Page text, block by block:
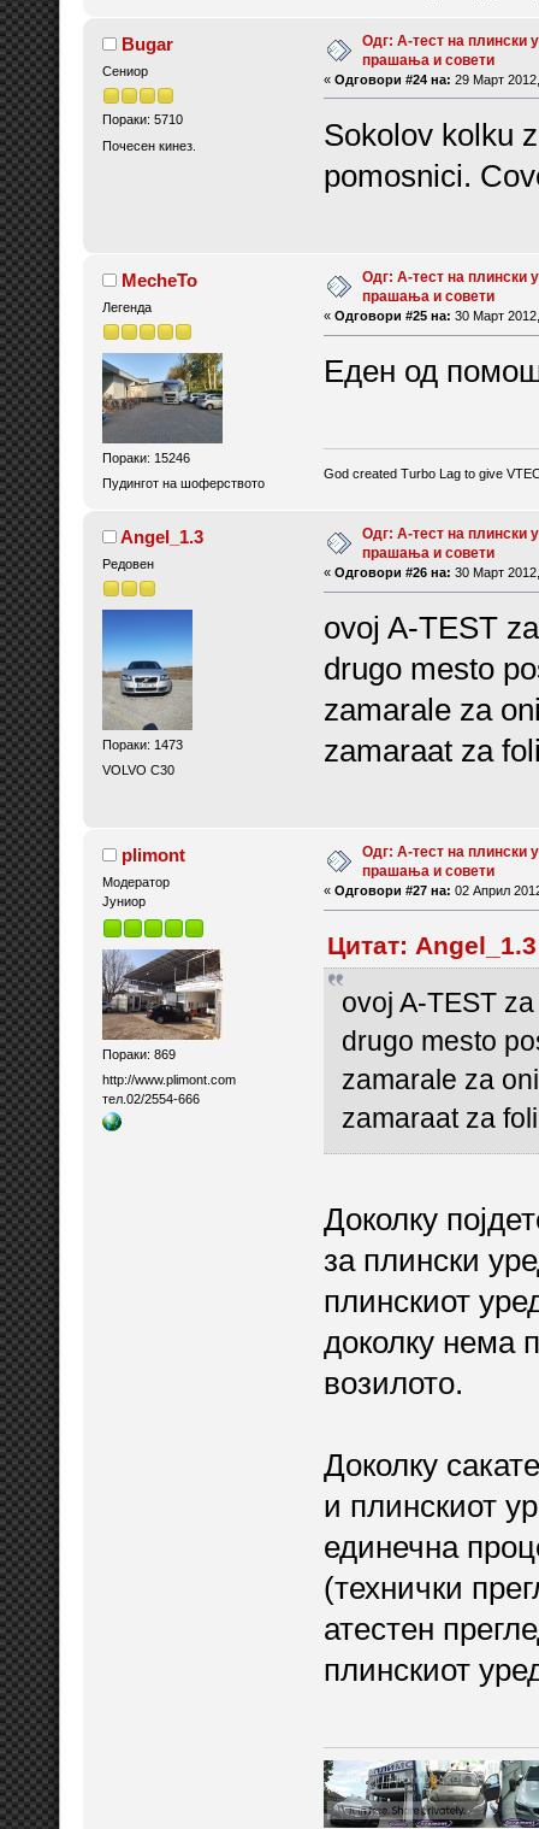
Bugar
Сениор
Пораки: 5710
Почесен кинез.
Одг: А-тест на плински
прашања и совети
« Одговори #24 на: 29 Март
Sokolov kolku
pomosnici.
MecheTo
Легенда
Пораки: 15246
Пудингот на шоферството
Одг: А-тест на плински
прашања и совети
« Одговори #25 на: 30 Март
Еден од
God created Turbo Lag to give
Angel_1.3
Редовен
Пораки: 1473
VOLVO C30
Одг: А-тест на плински
прашања и совети
« Одговори #26 на: 30 Март
ovoj A-TEST
drugo mesto
zamarale za
zamaraat za
plimont
Модератор
Јуниор
Пораки: 869
http://www.plimont.com
тел.02/2554-666
Одг: А-тест на плински
прашања и совети
« Одговори #27 на: 02 Април
Цитат:
ovoj A-TEST
drugo mesto
zamarale za
zamaraat za
Доколку
за плински
плинскиот
доколку нема
возилото.
Доколку
и плинскиот
единечна
(технички
атестен
плинскиот